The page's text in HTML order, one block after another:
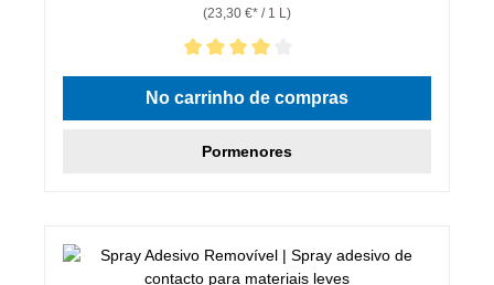
(23,30 €* / 1 L)
Classificação média de 4 de 5 estrelas
No carrinho de compras
Pormenores